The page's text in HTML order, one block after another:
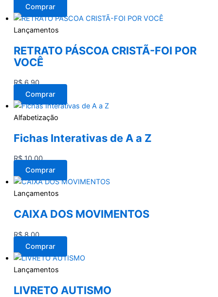
Comprar
Lançamentos
RETRATO PÁSCOA CRISTÃ-FOI POR
VOCÊ
R$6,90
Comprar
Alfabetização
Fichas Interativas de A a Z
R$10,00
Comprar
Lançamentos
CAIXA DOS MOVIMENTOS
R$8,00
Comprar
Lançamentos
LIVRETO AUTISMO